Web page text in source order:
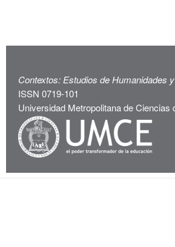
Contextos: Estudios de Humanidades
ISSN 0719-101
Universidad Metropolitana de Ciencias